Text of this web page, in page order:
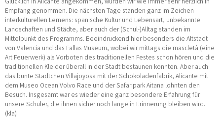
Empfang genommen. Die nächsten Tage standen ganz im Zeichen
interkulturellen Lernens: spanische Kultur und Lebensart, unbekannte
Landschaften und Städte, aber auch der (Schul-)Alltag standen im
Mittelpunkt des Programms. Beeindruckend hier besonders die Altstadt
von Valencia und das Fallas Museum, wobei wir mittags die mascletà (eine
Art Feuerwerk) als Vorboten des traditionellen Festes schon hören und die
traditionellen Kleider überall in der Stadt bestaunen konnten. Aber auch
das bunte Städtchen Villajoyosa mit der Schokoladenfabrik, Alicante mit
dem Museo Ocean Volvo Race und der Safaripark Aitana lohnten den
Besuch. Insgesamt war es wieder eine ganz besondere Erfahrung für
unsere Schüler, die ihnen sicher noch lange in Erinnerung bleiben wird.
(kla)